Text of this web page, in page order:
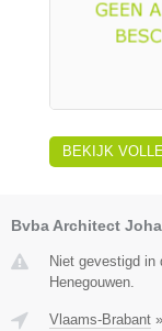
BEKIJK
Bvba Architect
Niet gevestigd in
Henegouwen.
Vlaams-Brabant »